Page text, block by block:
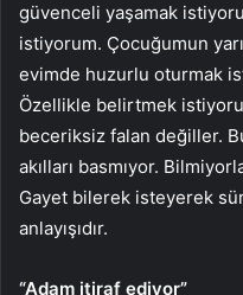
güvenceli yaşamak
istiyorum. Çocuğumun
evimde huzurlu oturmak
Özellikle belirtmek
beceriksiz falan değiller.
akılları basmıyor.
Gayet bilerek isteyerek
anlayışıdır.
“Adam itiraf ediyor”